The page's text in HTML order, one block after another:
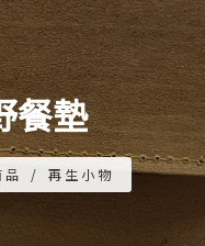
餐墊
/ 再生小物